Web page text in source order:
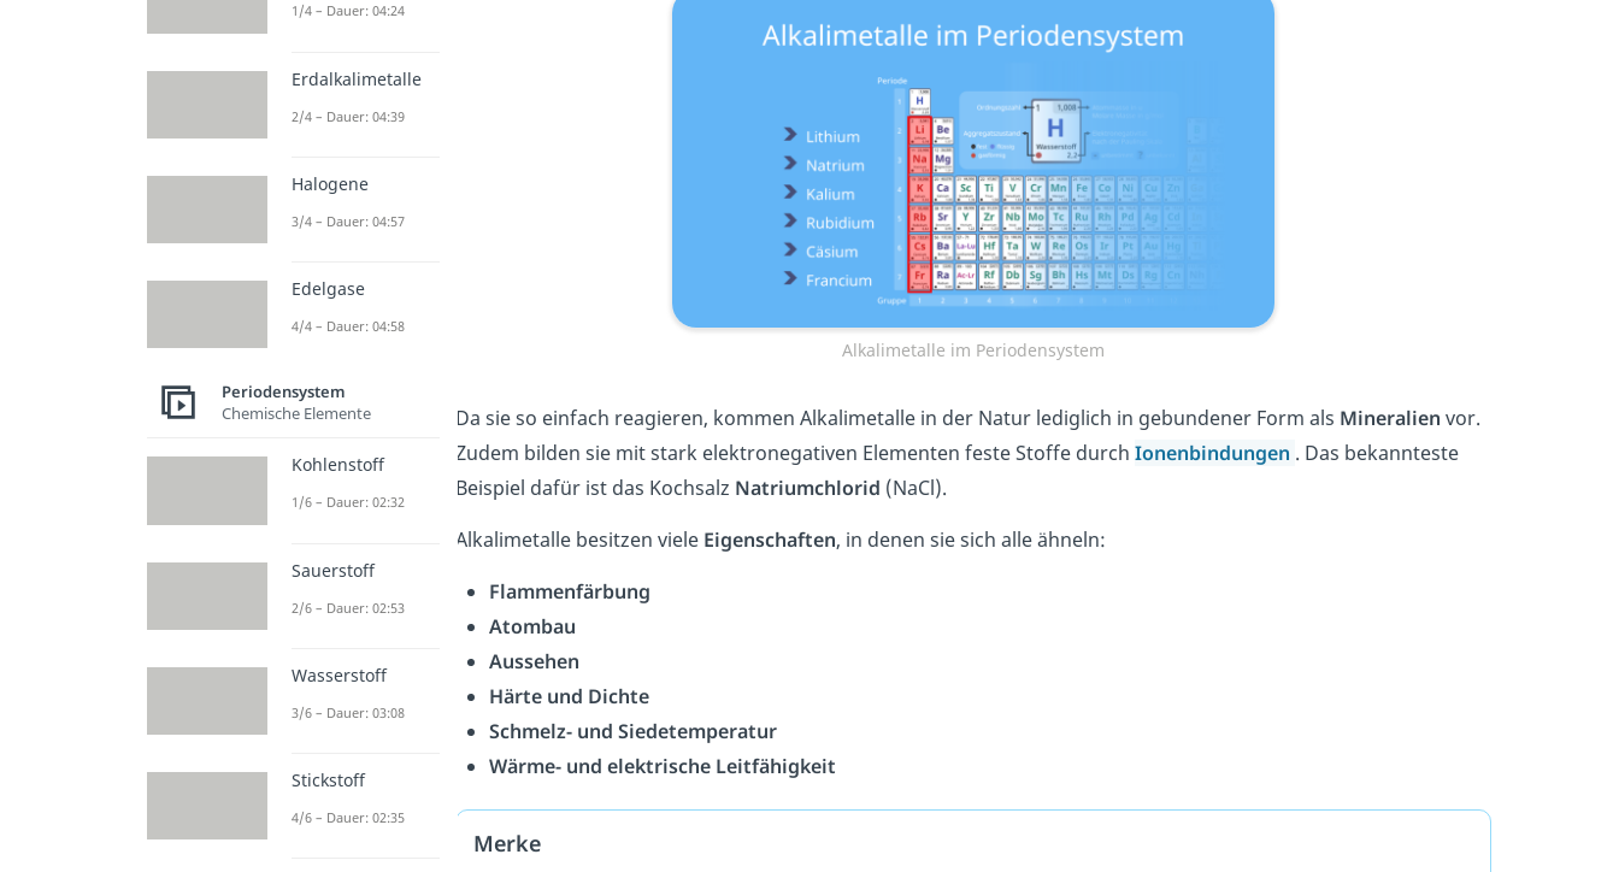
Alkalimetalle im Periodensystem
Da sie so einfach reagieren, kommen Alkalimetalle in der Natur lediglich in gebundener Form als Mineralien vor.
Zudem bilden sie mit stark elektronegativen Elementen feste Stoffe durch Ionenbindungen . Das bekannteste
Beispiel dafür ist das Kochsalz Natriumchlorid (NaCl).
Alkalimetalle besitzen viele Eigenschaften, in denen sie sich alle ähneln:
Flammenfärbung
Atombau
Aussehen
Härte und Dichte
Schmelz- und Siedetemperatur
Wärme- und elektrische Leitfähigkeit
Merke
1/4 – Dauer: 04:24
Erdalkalimetalle
2/4 – Dauer: 04:39
Halogene
3/4 – Dauer: 04:57
Edelgase
4/4 – Dauer: 04:58
Periodensystem
Chemische Elemente
Kohlenstoff
1/6 – Dauer: 02:32
Sauerstoff
2/6 – Dauer: 02:53
Wasserstoff
3/6 – Dauer: 03:08
Stickstoff
4/6 – Dauer: 02:35